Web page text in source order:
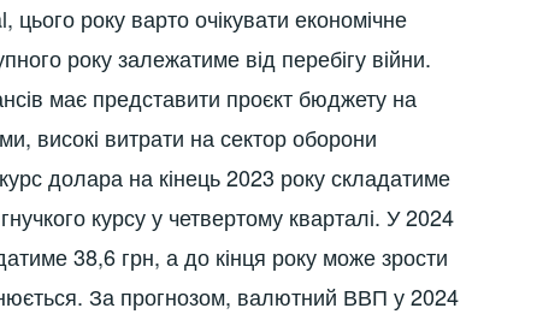
року варто очікувати економічне
року залежатиме від перебігу війни.
має представити проєкт бюджету на
високі витрати на сектор оборони
долара на кінець 2023 року складатиме
курсу у четвертому кварталі. У 2024
38,6 грн, а до кінця року може зрости
За прогнозом, валютний ВВП у 2024